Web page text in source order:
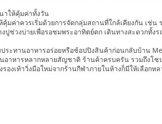
าให้คุ้มค่าทั้งวัน
คุ้มค่าควรเริ่มด้วยการจัดกลุ่มสถานที่ใกล้เคียงกัน เ
ปูช่วงบ่ายเพื่อรอชมพระอาทิตย์ตก เดินทางสะดวกทั้
ระทานอาหารอร่อยหรือช้อปปิงสินค้าก่อนกลับบ้าน
าหารหลากหลายสัญชาติ ร้านค้าครบครัน รวมถึงโ
องเท้าวิ่งมือใหม่จากร้านกีฬาภายในห้างก็มีให้เลือก